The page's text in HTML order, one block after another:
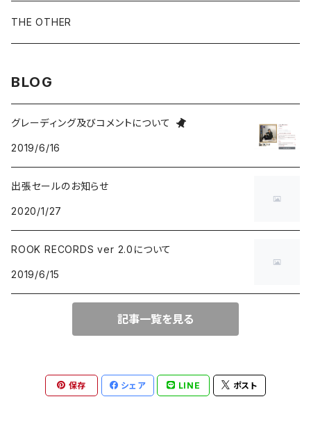
ギター・ベース・ドラム - g / b / ds
Accordion / Bandoneon
group / session
BLUE NOTE
にほんのJAZZ
big band / trad / swing
70s-moderns POPS
NEO ROCKABILLY / PSYCHOBILLY
PROGRESSIVE ROCK / PSYCHEDELIA
GARAGE PUNK / TRASH PUNK
POWER POP / NEO MOD / PUB ROCK
PUNK ROCK
POP PUNK / MELODIC PUNK
にほんのロック
にほんのハードロック・ヘヴィメタル
歌謡曲
演歌 / 懐メロ
民謡・音頭・俗謡
落語・浪曲・芸能
NOVELTY / SABPM
現代音楽Contemporary / PostModern
AVANT / EXPERIMENTAL / NOISE
NEW AGE / HEALING
SP
GOSPEL / CCM
ROOTS REGGAE / DUB
FOLKLORE - フォルクローレ
HAWAIIAN
LATIN / BRASIL / BOSSA NOVA
AFRO / CUBAN
THE OTHER
BLOG
グレーディング及びコメントについて
2019/6/16
出張セールのお知らせ
2020/1/27
ROOK RECORDS ver 2.0について
2019/6/15
記事一覧を見る
保存 シェア LINE ポスト